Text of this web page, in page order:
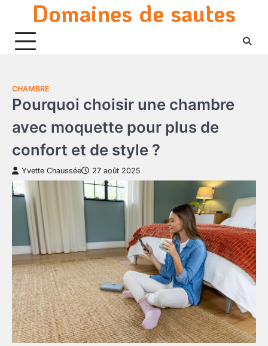
content
Domaines de sautes
CHAMBRE
Pourquoi choisir une chambre
avec moquette pour plus de
confort et de style ?
Yvette Chaussée 27 août 2025